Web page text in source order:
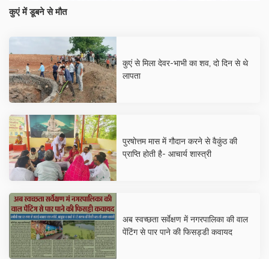
कुएं में डूबने से मौत
कुएं से मिला देवर-भाभी का शव, दो दिन से थे
लापता
पुरषोत्तम मास में गौदान करने से वैकुंठ की
प्राप्ति होती है- आचार्य शास्त्री
अब स्वच्छता सर्वेक्षण में नगरपालिका की वाल
पेंटिंग से पार पाने की फिसड्डी कवायद